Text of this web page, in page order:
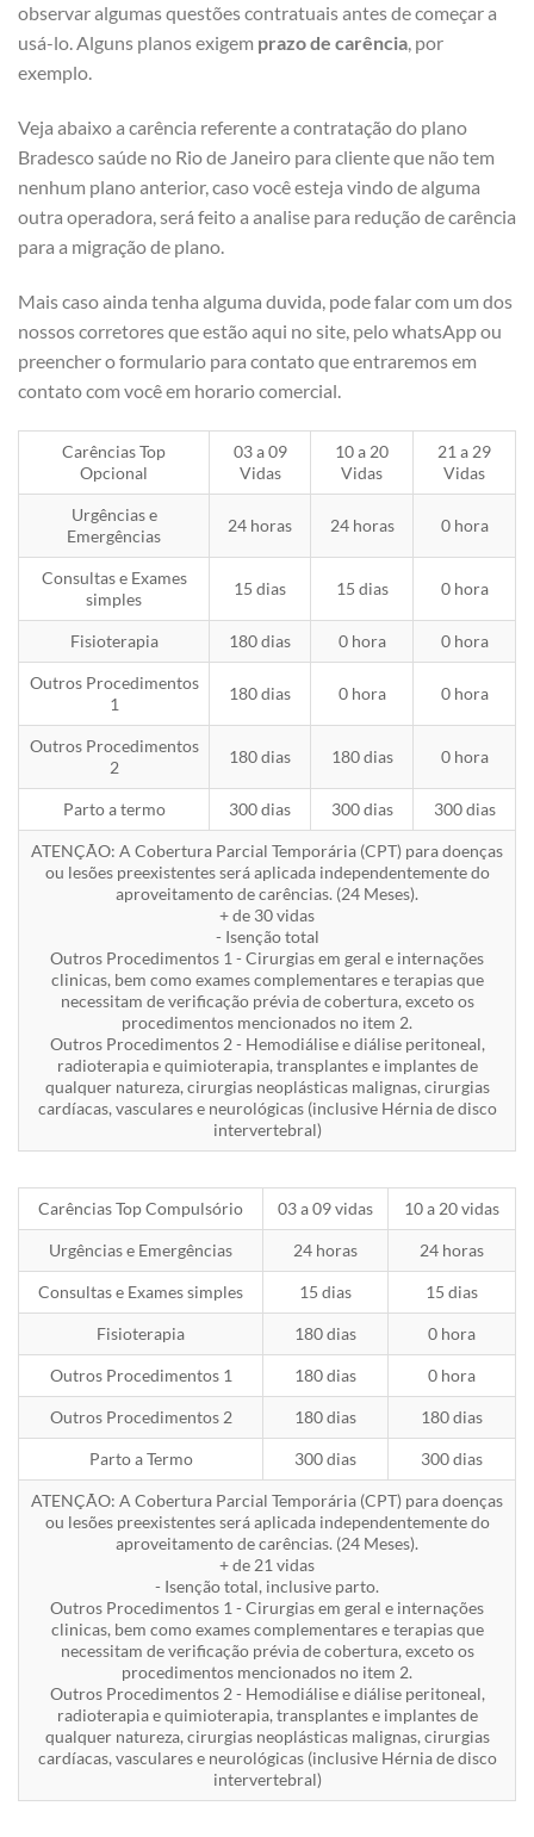
observar algumas questões contratuais antes de começar a
usá-lo. Alguns planos exigem prazo de carência, por
exemplo.
Veja abaixo a carência referente a contratação do plano
Bradesco saúde no Rio de Janeiro para cliente que não tem
nenhum plano anterior, caso você esteja vindo de alguma
outra operadora, será feito a analise para redução de carência
para a migração de plano.
Mais caso ainda tenha alguma duvida, pode falar com um dos
nossos corretores que estão aqui no site, pelo whatsApp ou
preencher o formulario para contato que entraremos em
contato com você em horario comercial.
Carências Top
Opcional
03 a 09
Vidas
10 a 20
Vidas
21 a 29
Vidas
Urgências e
Emergências
24 horas 24 horas 0 hora
Consultas e Exames
simples
15 dias 15 dias 0 hora
Fisioterapia 180 dias 0 hora 0 hora
Outros Procedimentos
1
180 dias 0 hora 0 hora
Outros Procedimentos
2
180 dias 180 dias 0 hora
Parto a termo 300 dias 300 dias 300 dias
ATENÇÃO: A Cobertura Parcial Temporária (CPT) para doenças
ou lesões preexistentes será aplicada independentemente do
aproveitamento de carências. (24 Meses).
+ de 30 vidas
- Isenção total
Outros Procedimentos 1 - Cirurgias em geral e internações
clinicas, bem como exames complementares e terapias que
necessitam de verificação prévia de cobertura, exceto os
procedimentos mencionados no item 2.
Outros Procedimentos 2 - Hemodiálise e diálise peritoneal,
radioterapia e quimioterapia, transplantes e implantes de
qualquer natureza, cirurgias neoplásticas malignas, cirurgias
cardíacas, vasculares e neurológicas (inclusive Hérnia de disco
intervertebral)
Carências Top Compulsório 03 a 09 vidas 10 a 20 vidas
Urgências e Emergências 24 horas 24 horas
Consultas e Exames simples 15 dias 15 dias
Fisioterapia 180 dias 0 hora
Outros Procedimentos 1 180 dias 0 hora
Outros Procedimentos 2 180 dias 180 dias
Parto a Termo 300 dias 300 dias
ATENÇÃO: A Cobertura Parcial Temporária (CPT) para doenças
ou lesões preexistentes será aplicada independentemente do
aproveitamento de carências. (24 Meses).
+ de 21 vidas
- Isenção total, inclusive parto.
Outros Procedimentos 1 - Cirurgias em geral e internações
clinicas, bem como exames complementares e terapias que
necessitam de verificação prévia de cobertura, exceto os
procedimentos mencionados no item 2.
Outros Procedimentos 2 - Hemodiálise e diálise peritoneal,
radioterapia e quimioterapia, transplantes e implantes de
qualquer natureza, cirurgias neoplásticas malignas, cirurgias
cardíacas, vasculares e neurológicas (inclusive Hérnia de disco
intervertebral)